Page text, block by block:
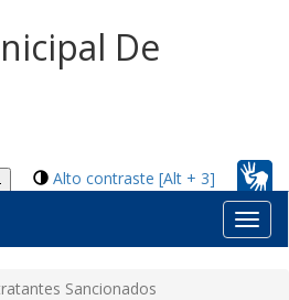
De
Alto contraste [Alt + 3]
Sancionados